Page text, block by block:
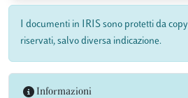
I documenti in IRIS sono protetti da
riservati, salvo diversa indicazione.
Informazioni